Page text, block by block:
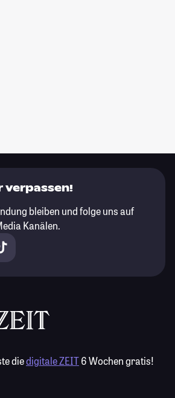
verpassen!
bleiben und folge uns auf
Kanälen.
diedigitale ZEIT6 Wochen gratis!